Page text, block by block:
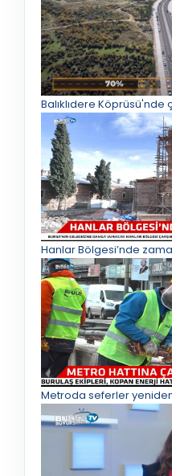
Balıklıdere Köprüsü'nde
Hanlar Bölgesi’nde
Metroda seferler